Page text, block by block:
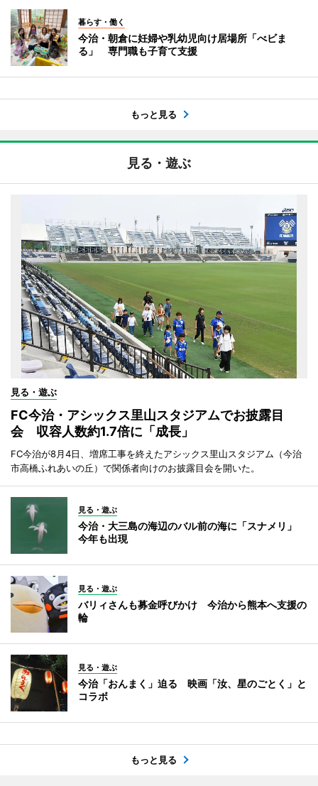
暮らす・働く
今治・朝倉に妊婦や乳幼児向け居場所「べビま
る」 専門職も子育て支援
もっと見る
見る・遊ぶ
見る・遊ぶ
FC今治・アシックス里山スタジアムでお披露目
会 収容人数約1.7倍に「成長」
FC今治が8月4日、増席工事を終えたアシックス里山スタジアム（今治
市高橋ふれあいの丘）で関係者向けのお披露目会を開いた。
見る・遊ぶ
今治・大三島の海辺のバル前の海に「スナメリ」
今年も出現
見る・遊ぶ
バリィさんも募金呼びかけ 今治から熊本へ支援の
輪
見る・遊ぶ
今治「おんまく」迫る 映画「汝、星のごとく」と
コラボ
もっと見る